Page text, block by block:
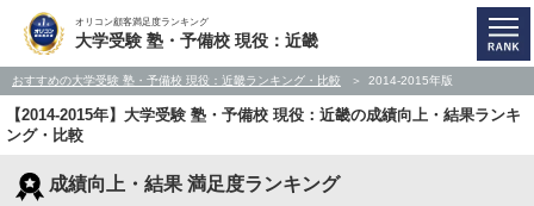
オリコン顧客満足度ランキング
大学受験 塾・予備校 現役：近畿
おすすめの大学受験 塾・予備校 現役：近畿ランキング・比較 2014-2015年版
【2014-2015年】大学受験 塾・予備校 現役：近畿の成績向上・結果ランキ
ング・比較
成績向上・結果 満足度ランキング